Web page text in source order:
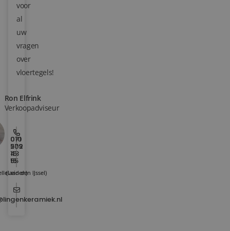
Contact
voor
al
uw
vragen
over
vloertegels!
Ron Elfrink
Verkoopadviseur
071
579
43
55
(Leiden)
010
202
15
15
aan den IJssel)